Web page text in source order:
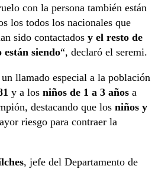
con la persona también están
los todos los nacionales que
sido contactados y el resto de
están siendo“, declaró el seremi.
llamado especial a la población
y a los niños de 1 a 3 años a
destacando que los niños y
riesgo para contraer la
, jefe del Departamento de